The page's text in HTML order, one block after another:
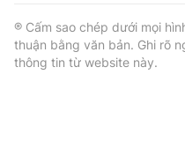
® Cấm sao chép dưới mọi
thuận bằng văn bản. Ghi rõ
thông tin từ website này.